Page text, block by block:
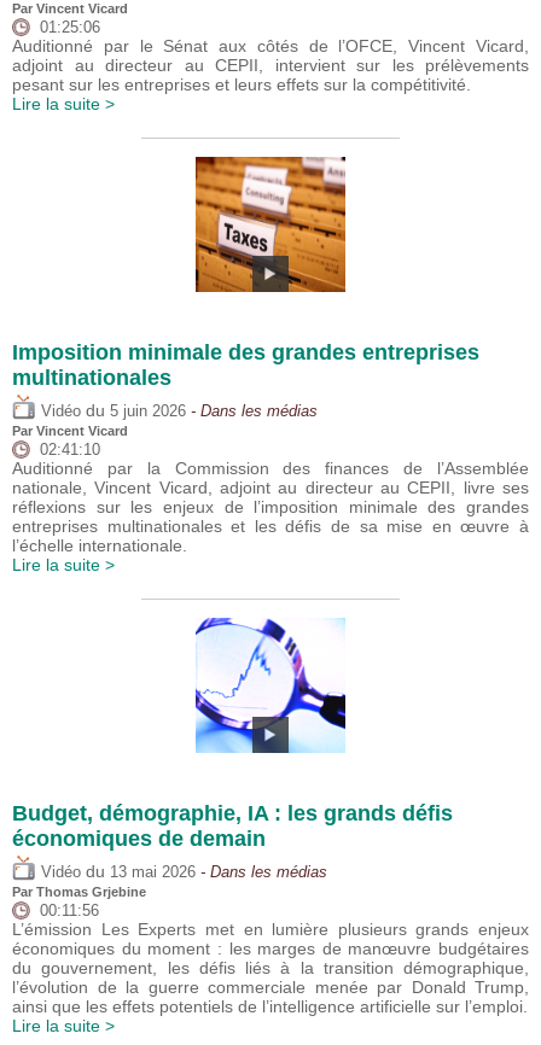
Par Vincent Vicard
01:25:06
Auditionné par le Sénat aux côtés de l’OFCE, Vincent Vicard,
adjoint au directeur au CEPII, intervient sur les prélèvements
pesant sur les entreprises et leurs effets sur la compétitivité.
Lire la suite >
Imposition minimale des grandes entreprises
multinationales
Vidéo du 5 juin 2026 - Dans les médias
Par Vincent Vicard
02:41:10
Auditionné par la Commission des finances de l’Assemblée
nationale, Vincent Vicard, adjoint au directeur au CEPII, livre ses
réflexions sur les enjeux de l’imposition minimale des grandes
entreprises multinationales et les défis de sa mise en œuvre à
l’échelle internationale.
Lire la suite >
Budget, démographie, IA : les grands défis
économiques de demain
Vidéo du 13 mai 2026 - Dans les médias
Par Thomas Grjebine
00:11:56
L’émission Les Experts met en lumière plusieurs grands enjeux
économiques du moment : les marges de manœuvre budgétaires
du gouvernement, les défis liés à la transition démographique,
l’évolution de la guerre commerciale menée par Donald Trump,
ainsi que les effets potentiels de l’intelligence artificielle sur l’emploi.
Lire la suite >